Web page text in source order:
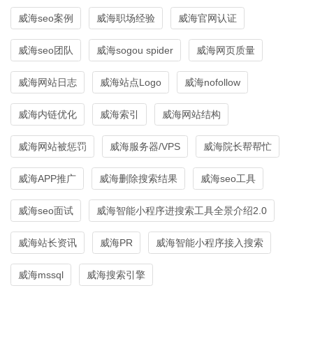
威海seo案例 威海职场经验 威海官网认证
威海seo团队 威海sogou spider 威海网页质量
威海网站日志 威海站点Logo 威海nofollow
威海内链优化 威海索引 威海网站结构
威海网站被惩罚 威海服务器/VPS 威海院长帮帮忙
威海APP推广 威海删除搜索结果 威海seo工具
威海seo面试 威海智能小程序进搜索工具全景介绍2.0
威海站长资讯 威海PR 威海智能小程序接入搜索
威海mssql 威海搜索引擎